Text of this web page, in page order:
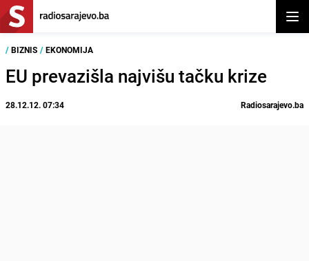
/ BIZNIS / EKONOMIJA
EU prevazišla najvišu tačku krize
28.12.12. 07:34 Radiosarajevo.ba